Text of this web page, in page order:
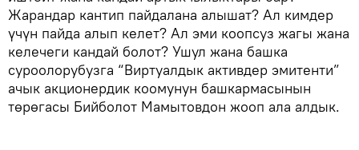
Жарандар кантип пайдалана алышат? Ал кимдер
үчүн пайда алып келет? Ал эми коопсуз жагы жана
келечеги кандай болот? Ушул жана башка
суроолорубузга “Виртуалдык активдер эмитенти”
ачык акционердик коомунун башкармасынын
төрөгасы Бийболот Мамытовдон жооп ала алдык.